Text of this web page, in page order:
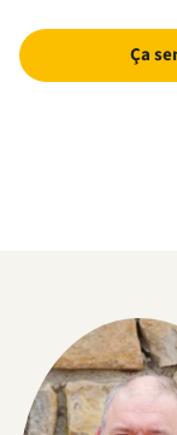
Ça